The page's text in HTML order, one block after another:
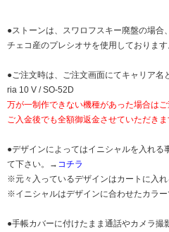
●ストーンは、スワロフスキー廃盤の場
チェコ産のプレシオサを使用しております
●ご注文時は、ご注文画面にてキャリア名
ria 10 V / SO-52D
万が一制作できない機種があった場合はご
ご入金後でも全額御返金させていただきま
●デザインによってはイニシャルを入れ
て下さい。→ コチラ
※元々入っているデザインはカートに入れ
※イニシャルはデザインに合わせたカラー
●手帳カバーに付けたまま通話やカメラ撮